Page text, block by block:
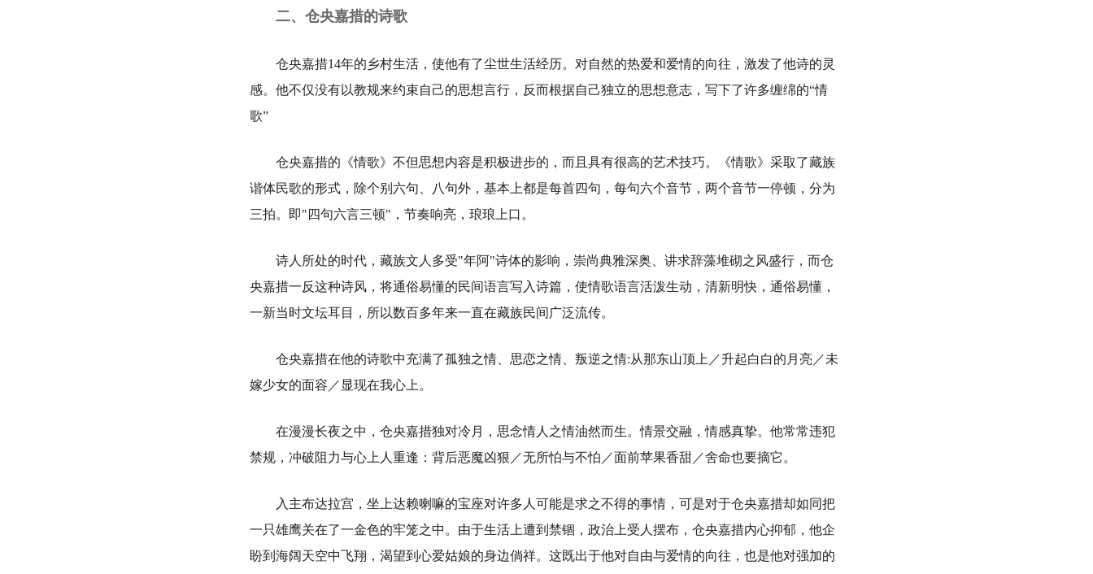
二、仓央嘉措的诗歌
仓央嘉措14年的乡村生活，使他有了尘世生活经历。对自然的热爱和爱情的向往，激发了他诗的灵
感。他不仅没有以教规来约束自己的思想言行，反而根据自己独立的思想意志，写下了许多缠绵的“情
歌”
仓央嘉措的《情歌》不但思想内容是积极进步的，而且具有很高的艺术技巧。《情歌》采取了藏族
谐体民歌的形式，除个别六句、八句外，基本上都是每首四句，每句六个音节，两个音节一停顿，分为
三拍。即"四句六言三顿"，节奏响亮，琅琅上口。
诗人所处的时代，藏族文人多受"年阿"诗体的影响，崇尚典雅深奥、讲求辞藻堆砌之风盛行，而仓
央嘉措一反这种诗风，将通俗易懂的民间语言写入诗篇，使情歌语言活泼生动，清新明快，通俗易懂，
一新当时文坛耳目，所以数百多年来一直在藏族民间广泛流传。
仓央嘉措在他的诗歌中充满了孤独之情、思恋之情、叛逆之情:从那东山顶上／升起白白的月亮／未
嫁少女的面容／显现在我心上。
在漫漫长夜之中，仓央嘉措独对冷月，思念情人之情油然而生。情景交融，情感真挚。他常常违犯
禁规，冲破阻力与心上人重逢：背后恶魔凶狠／无所怕与不怕／面前苹果香甜／舍命也要摘它。
入主布达拉宫，坐上达赖喇嘛的宝座对许多人可能是求之不得的事情，可是对于仓央嘉措却如同把
一只雄鹰关在了一金色的牢笼之中。由于生活上遭到禁锢，政治上受人摆布，仓央嘉措内心抑郁，他企
盼到海阔天空中飞翔，渴望到心爱姑娘的身边倘祥。这既出于他对自由与爱情的向往，也是他对强加的